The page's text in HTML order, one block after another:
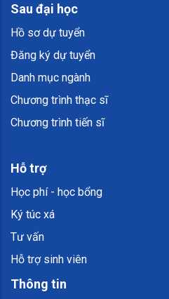
Sau đại học
Hồ sơ dự tuyển
Đăng ký dự tuyển
Danh mục ngành
Chương trình thạc sĩ
Chương trình tiến sĩ
Hỗ trợ
Học phí - học bổng
Ký túc xá
Tư vấn
Hỗ trợ sinh viên
Thông tin